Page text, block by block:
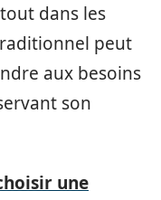
dans les
peut
aux besoins
son
une